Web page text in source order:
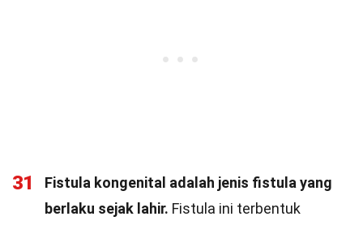
31
Fistula kongenital adalah jenis fistula yang
berlaku sejak lahir. Fistula ini terbentuk